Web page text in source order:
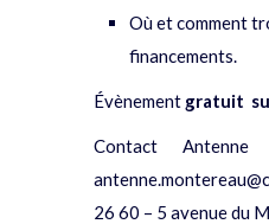
Où et comment
financements.
Évènement gratuit
Contact
26 60 – 5 avenue du